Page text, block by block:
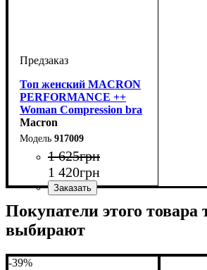
Топ женский MACRON
PERFORMANCE ++
Woman Compression bra
(917009)
Macron
917009
1 625грн
1 420грн
Покупатели этого товара
выбирают
-39%